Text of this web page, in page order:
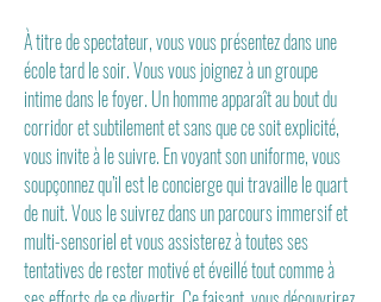
À titre de spectateur, vous vous présentez dans une
école tard le soir. Vous vous joignez à un groupe
intime dans le foyer. Un homme apparaît au bout du
corridor et subtilement et sans que ce soit explicité,
vous invite à le suivre. En voyant son uniforme, vous
soupçonnez qu’il est le concierge qui travaille le quart
de nuit. Vous le suivrez dans un parcours immersif et
multi-sensoriel et vous assisterez à toutes ses
tentatives de rester motivé et éveillé tout comme à